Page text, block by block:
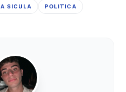
SICULA POLITICA